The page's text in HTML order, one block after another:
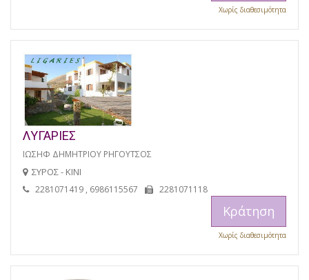
Χωρίς διαθεσιμότητα
ΛΥΓΑΡΙΕΣ
ΙΩΣΗΦ ΔΗΜΗΤΡΙΟΥ ΡΗΓΟΥΤΣΟΣ
ΣΥΡΟΣ - ΚΙΝΙ
2281071419 , 6986115567 2281071118
Κράτηση
Χωρίς διαθεσιμότητα